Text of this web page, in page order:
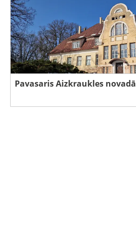
Pavasaris Aizkraukles novadā